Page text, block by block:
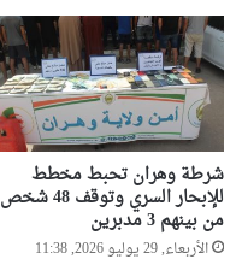
شرطة وهران تحبط مخطط
للإبحار السري وتوقف 48 شخص
من بينهم 3 مدبرين
الأربعاء, 29 يوليو 2026, 11:38